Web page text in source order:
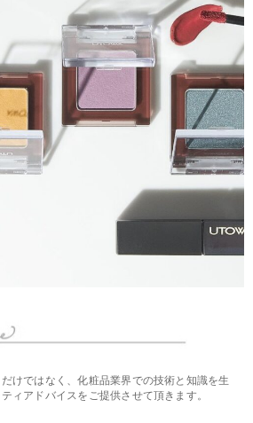
けではなく、化粧品業界での技術と知識を生
ィアドバイスをご提供させて頂きます。